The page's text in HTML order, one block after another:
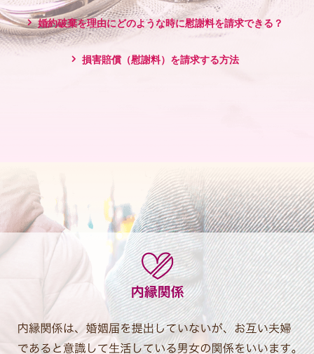
婚約破棄を理由にどのような時に慰謝料を請求できる？
損害賠償（慰謝料）を請求する方法